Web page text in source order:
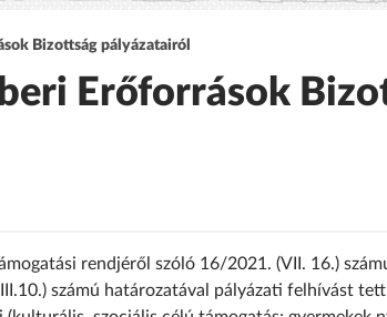
Bizottság pályázatairól
Erőforrások
rendjéről szóló 16/2021. (VII. 16.)
számú határozatával pályázati felhívást